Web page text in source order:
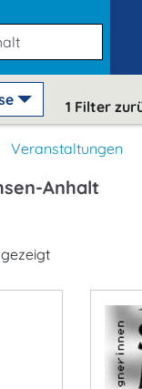
1 Filter
Veranstaltungen
Anhalt